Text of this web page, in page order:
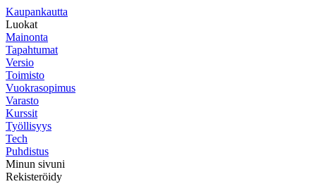
Kaupankautta
Luokat
Mainonta
Tapahtumat
Versio
Toimisto
Vuokrasopimus
Varasto
Kurssit
Työllisyys
Tech
Puhdistus
Minun sivuni
Rekisteröidy